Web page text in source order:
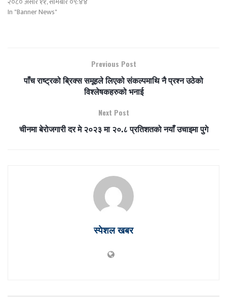
In "Banner News"
Previous Post
पाँच राष्ट्रको ब्रिक्स समूहले लिएको संकल्पमाथि नै प्रश्‍न उठेको
विश्‍लेषकहरुको भनाई
Next Post
चीनमा बेरोजगारी दर मे २०२३ मा २०.८ प्रतिशतको नयाँ उचाइमा पुगे
स्पेशल खबर